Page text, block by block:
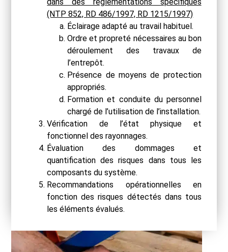
(NTP 852, RD 486/1997, RD 1215/1997)
Éclairage adapté au travail habituel.
Ordre et propreté nécessaires au bon
déroulement des travaux de
l’entrepôt.
Présence de moyens de protection
appropriés.
Formation et conduite du personnel
chargé de l’utilisation de l’installation.
Vérification de l’état physique et
fonctionnel des rayonnages.
Évaluation des dommages et
quantification des risques dans tous les
composants du système.
Recommandations opérationnelles en
fonction des risques détectés dans tous
les éléments évalués.